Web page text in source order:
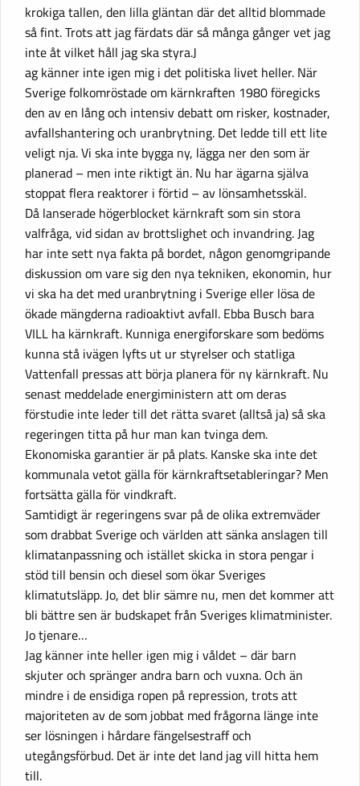
krokiga tallen, den lilla gläntan där det alltid blommade
så fint. Trots att jag färdats där så många gånger vet jag
inte åt vilket håll jag ska styra.J
ag känner inte igen mig i det politiska livet heller. När
Sverige folkomröstade om kärnkraften 1980 föregicks
den av en lång och intensiv debatt om risker, kostnader,
avfallshantering och uranbrytning. Det ledde till ett lite
veligt nja. Vi ska inte bygga ny, lägga ner den som är
planerad – men inte riktigt än. Nu har ägarna själva
stoppat flera reaktorer i förtid – av lönsamhetsskäl.
Då lanserade högerblocket kärnkraft som sin stora
valfråga, vid sidan av brottslighet och invandring. Jag
har inte sett nya fakta på bordet, någon genomgripande
diskussion om vare sig den nya tekniken, ekonomin, hur
vi ska ha det med uranbrytning i Sverige eller lösa de
ökade mängderna radioaktivt avfall. Ebba Busch bara
VILL ha kärnkraft. Kunniga energiforskare som bedöms
kunna stå ivägen lyfts ut ur styrelser och statliga
Vattenfall pressas att börja planera för ny kärnkraft. Nu
senast meddelade energiministern att om deras
förstudie inte leder till det rätta svaret (alltså ja) så ska
regeringen titta på hur man kan tvinga dem.
Ekonomiska garantier är på plats. Kanske ska inte det
kommunala vetot gälla för kärnkraftsetableringar? Men
fortsätta gälla för vindkraft.
Samtidigt är regeringens svar på de olika extremväder
som drabbat Sverige och världen att sänka anslagen till
klimatanpassning och istället skicka in stora pengar i
stöd till bensin och diesel som ökar Sveriges
klimatutsläpp. Jo, det blir sämre nu, men det kommer att
bli bättre sen är budskapet från Sveriges klimatminister.
Jo tjenare…
Jag känner inte heller igen mig i våldet – där barn
skjuter och spränger andra barn och vuxna. Och än
mindre i de ensidiga ropen på repression, trots att
majoriteten av de som jobbat med frågorna länge inte
ser lösningen i hårdare fängelsestraff och
utegångsförbud. Det är inte det land jag vill hitta hem
till.